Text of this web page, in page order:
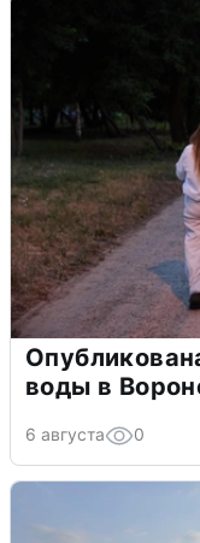
воды в
6 августа 0